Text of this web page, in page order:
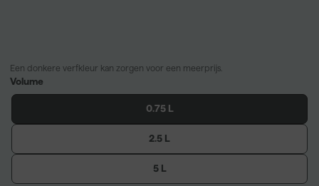
Een donkere verfkleur kan zorgen voor een meerprijs.
Volume
0.75 L
2.5 L
5 L